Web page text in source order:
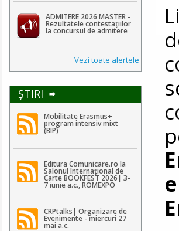
ADMITERE 2026 MASTER -
Rezultatele contestaţiilor
la concursul de admitere
Vezi toate alertele
ŞTIRI
Mobilitate Erasmus+
program intensiv mixt
(BIP)
Editura Comunicare.ro la
Salonul Internațional de
Carte BOOKFEST 2026| 3-
7 iunie a.c., ROMEXPO
CRPtalks| Organizare de
Evenimente - miercuri 27
mai a.c.